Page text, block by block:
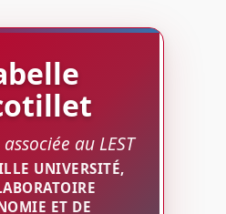
au LEST
UNIVERSITÉ,
ET DE